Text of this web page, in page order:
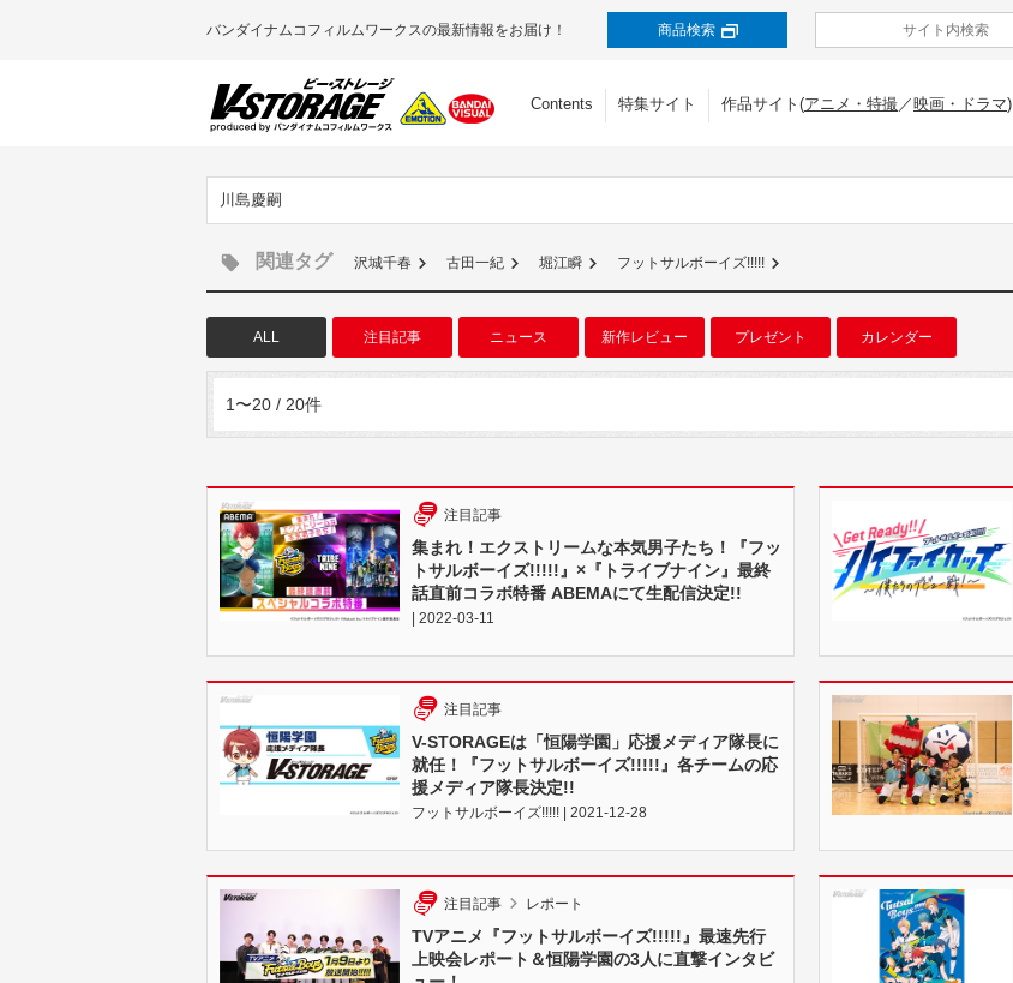
バンダイナムコフィルムワークスの最新情報をお届け！ 商品検索
Contents 特集サイト 作品サイト(アニメ・特撮／映画・ドラマ)
川島慶嗣
関連タグ 沢城千春 古田一紀 堀江瞬 フットサルボーイズ!!!!!
ALL 注目記事 ニュース 新作レビュー プレゼント カレンダー
1〜20 / 20件
注目記事
集まれ！エクストリームな本気男子たち！『フッ
トサルボーイズ!!!!!』×『トライブナイン』最終
話直前コラボ特番 ABEMAにて生配信決定!!
| 2022-03-11
注目記事
V-STORAGEは「恒陽学園」応援メディア隊長に
就任！『フットサルボーイズ!!!!!』各チームの応
援メディア隊長決定!!
フットサルボーイズ!!!!! | 2021-12-28
注目記事 レポート
TVアニメ『フットサルボーイズ!!!!!』最速先行
上映会レポート＆恒陽学園の3人に直撃インタビ